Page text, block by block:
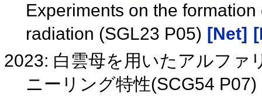
Experiments on the
radiation (SGL23 P05) [Net]
2023: 白雲母を用いたアルファ
ニーリング特性(SCG54 P07)